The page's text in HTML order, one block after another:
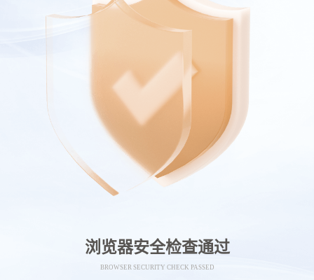
浏览器安全检查通过
BROWSER SECURITY CHECK PASSED